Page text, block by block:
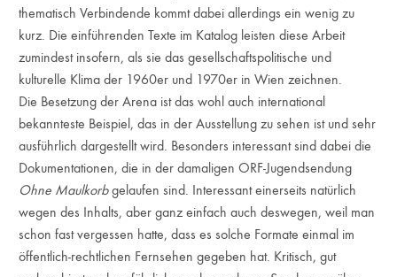
thematisch Verbindende kommt dabei allerdings ein wenig zu
kurz. Die einführenden Texte im Katalog leisten diese Arbeit
zumindest insofern, als sie das gesellschaftspolitische und
kulturelle Klima der 1960er und 1970er in Wien zeichnen.
Die Besetzung der Arena ist das wohl auch international
bekannteste Beispiel, das in der Ausstellung zu sehen ist und sehr
ausführlich dargestellt wird. Besonders interessant sind dabei die
Dokumentationen, die in der damaligen ORF-Jugendsendung
Ohne Maulkorbgelaufen sind. Interessant einerseits natürlich
wegen des Inhalts, aber ganz einfach auch deswegen, weil man
schon fast vergessen hatte, dass es solche Formate einmal im
öffentlich-rechtlichen Fernsehen gegeben hat. Kritisch, gut